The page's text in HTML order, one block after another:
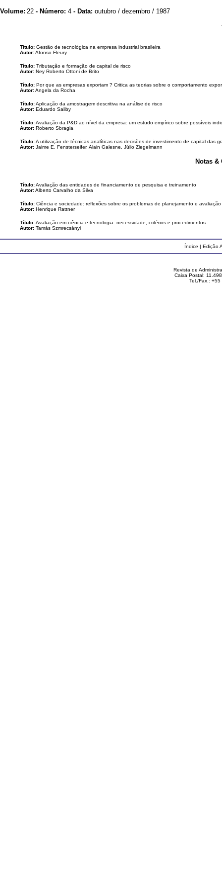
Volume: 22 - Número: 4 - Data: outubro / dezembro / 1987
Título: Gestão de tecnológica na empresa industrial brasileira
Autor:Afonso Fleury
Título: Tributação e formação de capital de risco
Autor: Ney Roberto Ottoni de Brito
Título: Por que as empresas exportam ? Critica as teorias sobre o comportamento
Autor:Angela da Rocha
Título:Aplicação da amostragem descritiva na análise de risco
Autor: Eduardo Saliby
Título:Avaliação da P&D ao nível da empresa: um estudo empírico sobre possíveis
Autor: Roberto Sbragia
Título:A utilização de técnicas analíticas nas decisões de investimento de capital das
Autor: Jaime E. Fensterseifer, Alain Galesne, Júlio Ziegelmann
Notas &
Título:Avaliação das entidades de financiamento de pesquisa e treinamento
Autor:Alberto Carvalho da Silva
Título: Ciência e sociedade: reflexões sobre os problemas de planejamento e avaliação
Autor: Henrique Rattner
Título:Avaliação em ciência e tecnologia: necessidade, critérios e procedimentos
Autor: Tamás Szmrecsányi
Índice | Edição
Revista de
Caixa Postal:
Tel./Fax.: